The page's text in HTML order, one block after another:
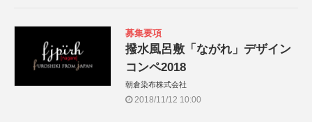
募集要項
撥水風呂敷「ながれ」デザイン
コンペ2018
朝倉染布株式会社
2018/11/12 10:00